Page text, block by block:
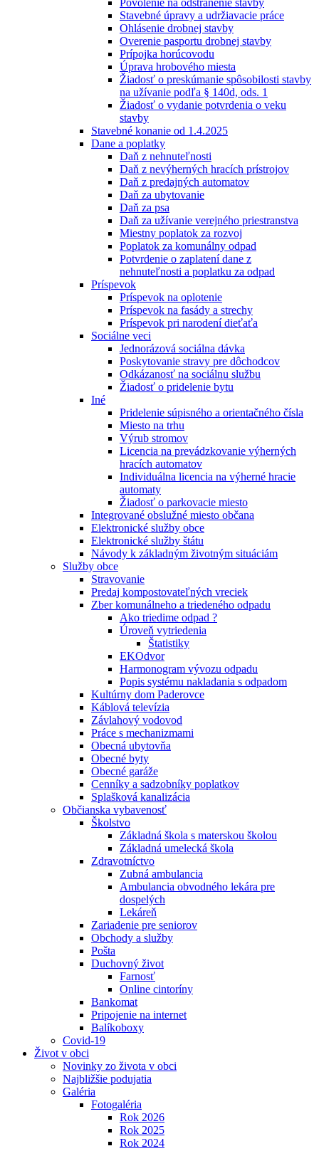
Povolenie na odstránenie stavby
Stavebné úpravy a udržiavacie práce
Ohlásenie drobnej stavby
Overenie pasportu drobnej stavby
Prípojka horúcovodu
Úprava hrobového miesta
Žiadosť o preskúmanie spôsobilosti stavby
na užívanie podľa § 140d, ods. 1
Žiadosť o vydanie potvrdenia o veku
stavby
Stavebné konanie od 1.4.2025
Dane a poplatky
Daň z nehnuteľnosti
Daň z nevýherných hracích prístrojov
Daň z predajných automatov
Daň za ubytovanie
Daň za psa
Daň za užívanie verejného priestranstva
Miestny poplatok za rozvoj
Poplatok za komunálny odpad
Potvrdenie o zaplatení dane z
nehnuteľnosti a poplatku za odpad
Príspevok
Príspevok na oplotenie
Príspevok na fasády a strechy
Príspevok pri narodení dieťaťa
Sociálne veci
Jednorázová sociálna dávka
Poskytovanie stravy pre dôchodcov
Odkázanosť na sociálnu službu
Žiadosť o pridelenie bytu
Iné
Pridelenie súpisného a orientačného čísla
Miesto na trhu
Výrub stromov
Licencia na prevádzkovanie výherných
hracích automatov
Individuálna licencia na výherné hracie
automaty
Žiadosť o parkovacie miesto
Integrované obslužné miesto občana
Elektronické služby obce
Elektronické služby štátu
Návody k základným životným situáciám
Služby obce
Stravovanie
Predaj kompostovateľných vreciek
Zber komunálneho a triedeného odpadu
Ako triedime odpad ?
Úroveň vytriedenia
Štatistiky
EKOdvor
Harmonogram vývozu odpadu
Popis systému nakladania s odpadom
Kultúrny dom Paderovce
Káblová televízia
Závlahový vodovod
Práce s mechanizmami
Obecná ubytovňa
Obecné byty
Obecné garáže
Cenníky a sadzobníky poplatkov
Splašková kanalizácia
Občianska vybavenosť
Školstvo
Základná škola s materskou školou
Základná umelecká škola
Zdravotníctvo
Zubná ambulancia
Ambulancia obvodného lekára pre
dospelých
Lekáreň
Zariadenie pre seniorov
Obchody a služby
Pošta
Duchovný život
Farnosť
Online cintoríny
Bankomat
Pripojenie na internet
Balíkoboxy
Covid-19
Život v obci
Novinky zo života v obci
Najbližšie podujatia
Galéria
Fotogaléria
Rok 2026
Rok 2025
Rok 2024